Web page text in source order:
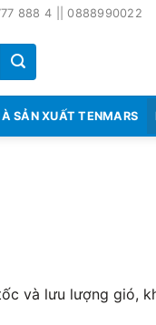
888 4 || 0888990022
SẢN XUẤT TENMARS
và lưu lượng gió,